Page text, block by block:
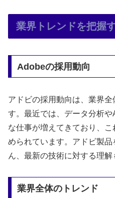
業界トレンドを把握
Adobeの採用動向
アドビの採用動向は、業界
す。最近では、データ分析
な仕事が増えてきており、
められています。アドビ製
ん、最新の技術に対する理解
業界全体のトレンド